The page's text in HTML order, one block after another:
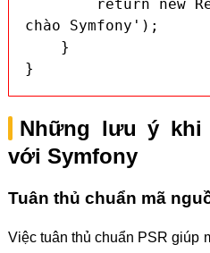
chào Symfony');
}
Những lưu ý
với Symfony
Tuân thủ chuẩn mã
Việc tuân thủ chuẩn PSR giúp